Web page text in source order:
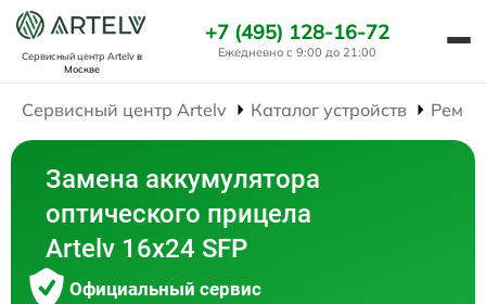
Сервисный центр Artelvв
Москве
+7 (495) 128-16-72
Ежедневно с 9:00 до 21:00
Сервисный центр Artelv Каталог устройств
Замена аккумулятора
оптического прицела
Artelv 16x24 SFP
Официальный сервис